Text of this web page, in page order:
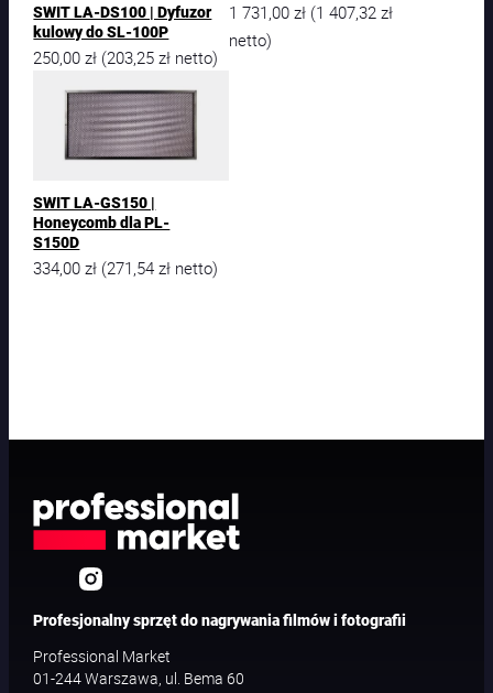
SWIT LA-DS100 | Dyfuzor
kulowy do SL-100P
250,00zł (203,25zł netto)
1 731,00 zł (1 407,32 zł
netto)
SWIT LA-GS150 |
Honeycomb dla PL-
S150D
334,00zł (271,54zł netto)
Profesjonalny sprzęt do nagrywania filmów i fotografii
Professional Market
01-244 Warszawa, ul. Bema 60